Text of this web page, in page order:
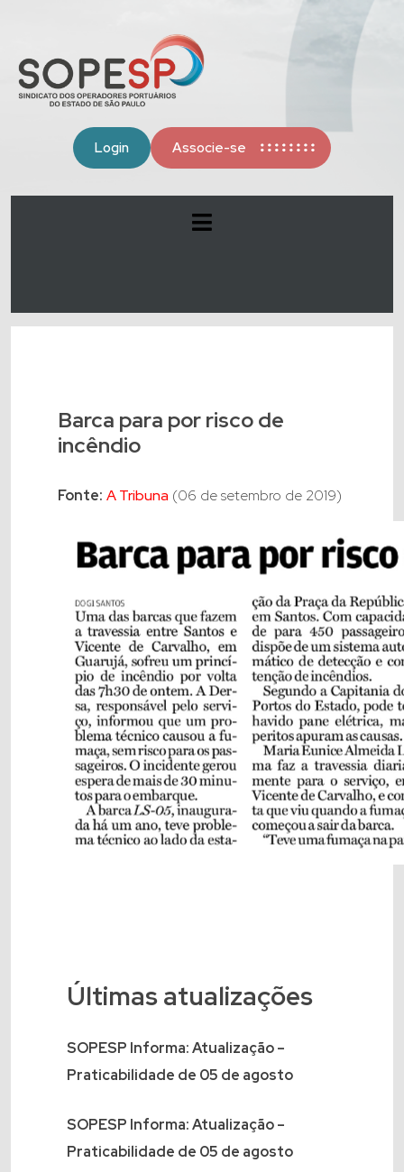
Login Associe-se
Barca para por risco de
incêndio
Fonte: A Tribuna (06 de setembro de 2019)
Últimas atualizações
SOPESP Informa: Atualização –
Praticabilidade de 05 de agosto
SOPESP Informa: Atualização –
Praticabilidade de 05 de agosto